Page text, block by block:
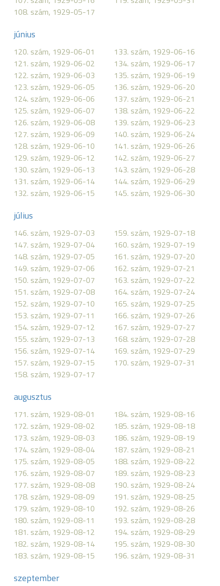
108. szám, 1929-05-17
június
120. szám, 1929-06-01
121. szám, 1929-06-02
122. szám, 1929-06-03
123. szám, 1929-06-05
124. szám, 1929-06-06
125. szám, 1929-06-07
126. szám, 1929-06-08
127. szám, 1929-06-09
128. szám, 1929-06-10
129. szám, 1929-06-12
130. szám, 1929-06-13
131. szám, 1929-06-14
132. szám, 1929-06-15
133. szám, 1929-06-16
134. szám, 1929-06-17
135. szám, 1929-06-19
136. szám, 1929-06-20
137. szám, 1929-06-21
138. szám, 1929-06-22
139. szám, 1929-06-23
140. szám, 1929-06-24
141. szám, 1929-06-26
142. szám, 1929-06-27
143. szám, 1929-06-28
144. szám, 1929-06-29
145. szám, 1929-06-30
július
146. szám, 1929-07-03
147. szám, 1929-07-04
148. szám, 1929-07-05
149. szám, 1929-07-06
150. szám, 1929-07-07
151. szám, 1929-07-08
152. szám, 1929-07-10
153. szám, 1929-07-11
154. szám, 1929-07-12
155. szám, 1929-07-13
156. szám, 1929-07-14
157. szám, 1929-07-15
158. szám, 1929-07-17
159. szám, 1929-07-18
160. szám, 1929-07-19
161. szám, 1929-07-20
162. szám, 1929-07-21
163. szám, 1929-07-22
164. szám, 1929-07-24
165. szám, 1929-07-25
166. szám, 1929-07-26
167. szám, 1929-07-27
168. szám, 1929-07-28
169. szám, 1929-07-29
170. szám, 1929-07-31
augusztus
171. szám, 1929-08-01
172. szám, 1929-08-02
173. szám, 1929-08-03
174. szám, 1929-08-04
175. szám, 1929-08-05
176. szám, 1929-08-07
177. szám, 1929-08-08
178. szám, 1929-08-09
179. szám, 1929-08-10
180. szám, 1929-08-11
181. szám, 1929-08-12
182. szám, 1929-08-14
183. szám, 1929-08-15
184. szám, 1929-08-16
185. szám, 1929-08-18
186. szám, 1929-08-19
187. szám, 1929-08-21
188. szám, 1929-08-22
189. szám, 1929-08-23
190. szám, 1929-08-24
191. szám, 1929-08-25
192. szám, 1929-08-26
193. szám, 1929-08-28
194. szám, 1929-08-29
195. szám, 1929-08-30
196. szám, 1929-08-31
szeptember